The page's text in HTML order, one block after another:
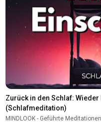
Zurück in den Schlaf:
(Schlafmeditation)
MINDLOOK - Geführte Meditationen